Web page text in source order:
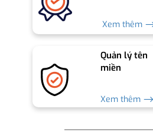
Xem thêm
Quản lý tên
miền
Xem thêm ⟶